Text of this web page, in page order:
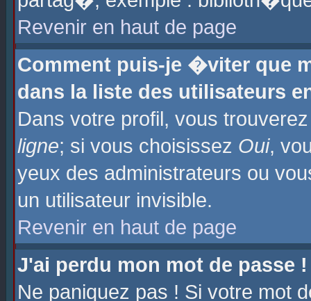
Revenir en haut de page
Comment puis-je �viter que
dans la liste des utilisateurs
Dans votre profil, vous
ligne; si vous choisissez Oui,
yeux des administrateurs ou
un utilisateur invisible.
Revenir en haut de page
J'ai perdu mon mot de passe !
Ne paniquez pas ! Si votre